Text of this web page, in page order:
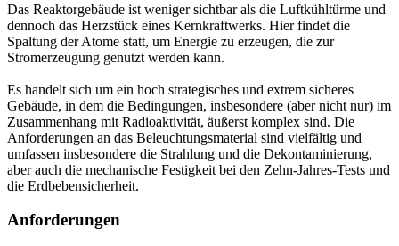
Das Reaktorgebäude ist weniger sichtbar als die Luftkühltürme und
dennoch das Herzstück eines Kernkraftwerks. Hier findet die
Spaltung der Atome statt, um Energie zu erzeugen, die zur
Stromerzeugung genutzt werden kann.
Es handelt sich um ein hoch strategisches und extrem sicheres
Gebäude, in dem die Bedingungen, insbesondere (aber nicht nur) im
Zusammenhang mit Radioaktivität, äußerst komplex sind. Die
Anforderungen an das Beleuchtungsmaterial sind vielfältig und
umfassen insbesondere die Strahlung und die Dekontaminierung,
aber auch die mechanische Festigkeit bei den Zehn-Jahres-Tests und
die Erdbebensicherheit.
Anforderungen